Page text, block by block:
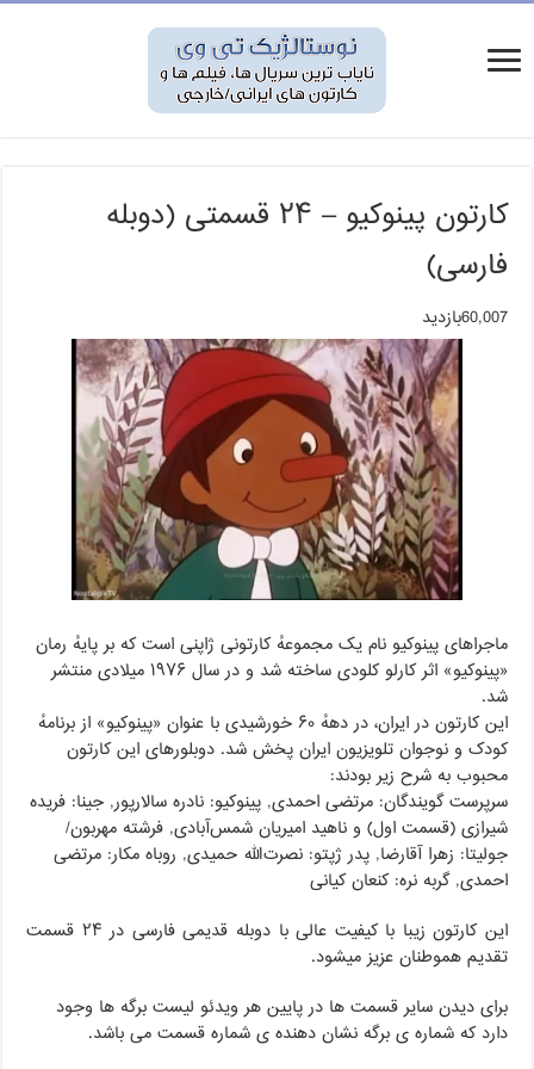
کارتون پینوکیو – ۲۴ قسمتی (دوبله
فارسی)
60,007بازدید
ماجراهای پینوکیو نام یک مجموعهٔ کارتونی ژاپنی است که بر پایهٔ رمان
«پینوکیو» اثر کارلو کلودی ساخته شد و در سال ۱۹۷۶ میلادی منتشر
شد.
این کارتون در ایران، در دههٔ ۶۰ خورشیدی با عنوان «پینوکیو» از برنامهٔ
کودک و نوجوان تلویزیون ایران پخش شد. دوبلورهای این کارتون
محبوب به شرح زیر بودند:
سرپرست گویندگان: مرتضی احمدی, پینوکیو: نادره سالارپور, جینا: فریده
شیرازی (قسمت اول) و ناهید امیریان شمس‌آبادی, فرشته مهربون/
جولیتا: زهرا آقارضا, پدر ژپتو: نصرت‌الله حمیدی, روباه مکار: مرتضی
احمدی, گربه نره: کنعان کیانی
این کارتون زیبا با کیفیت عالی با دوبله قدیمی فارسی در ۲۴ قسمت
تقدیم هموطنان عزیز میشود.
برای دیدن سایر قسمت ها در پایین هر ویدئو لیست برگه ها وجود
دارد که شماره ی برگه نشان دهنده ی شماره قسمت می باشد.